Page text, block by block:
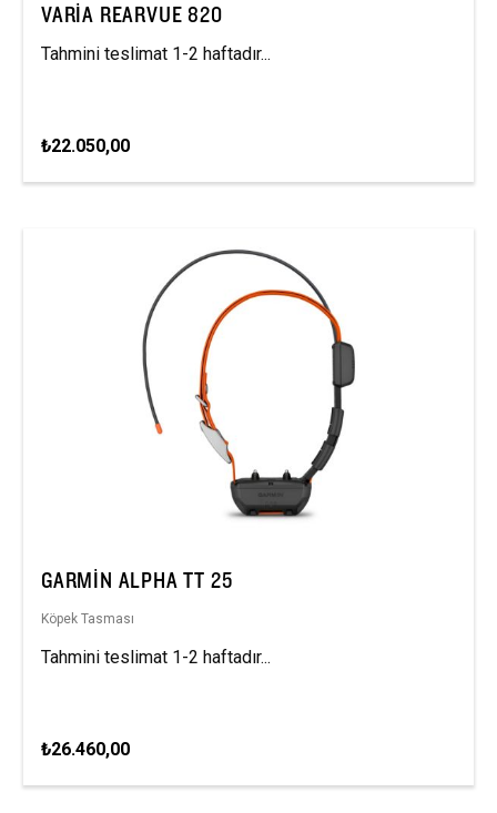
VARIA REARVUE 820
Tahmini teslimat 1-2 haftadır...
₺22.050,00
GARMIN ALPHA TT 25
Köpek Tasması
Tahmini teslimat 1-2 haftadır...
₺26.460,00